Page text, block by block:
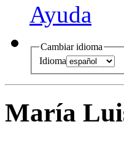
Ayuda
Cambiar idioma
Idioma
María